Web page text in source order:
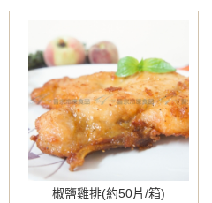
椒鹽雞排(約50片/箱)